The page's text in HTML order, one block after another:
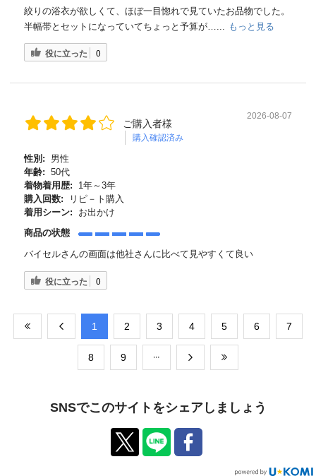
絞りの浴衣が欲しくて、ほぼ一目惚れで見ていたお品物でした。
半幅帯とセットになっていてちょっと予算が…...
もっと見る
役に立った 0
ご購入者様
購入確認済み
2026-08-07
性別:
男性
年齢: 50代
着物着用歴:
1年～3年
購入回数:
リピ－ト購入
着用シーン:
お出かけ
商品の状態
バイセルさんの画面は他社さんに比べて見やすくて良い
役に立った 0
​1 ​2 ​3 ​4 ​5 ​6 ​7
​8 ​9
SNSでこのサイトをシェアしましょう